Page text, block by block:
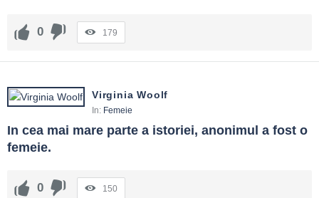
0 179
Virginia Woolf
In: Femeie
In cea mai mare parte a istoriei, anonimul a fost o
femeie.
0 150